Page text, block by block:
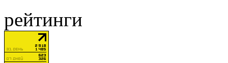
рейтинги